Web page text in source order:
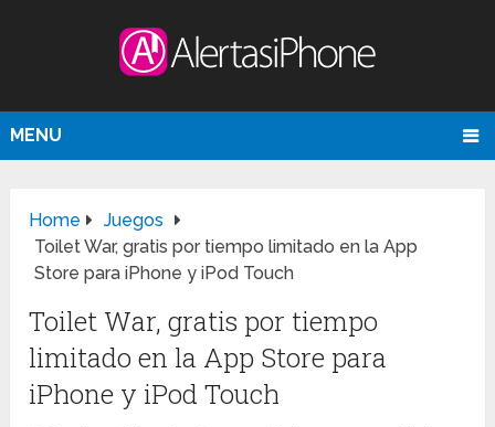
MENU
Home
Juegos
Toilet War, gratis por tiempo limitado en la App
Store para iPhone y iPod Touch
Toilet War, gratis por tiempo
limitado en la App Store para
iPhone y iPod Touch